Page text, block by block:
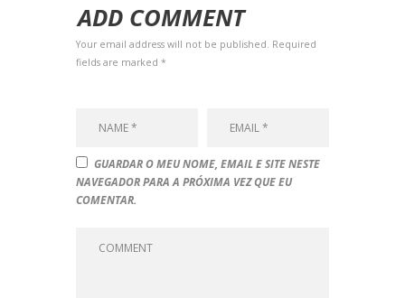
ADD COMMENT
Your email address will not be published. Required
fields are marked *
GUARDAR O MEU NOME, EMAIL E SITE NESTE
NAVEGADOR PARA A PRÓXIMA VEZ QUE EU
COMENTAR.